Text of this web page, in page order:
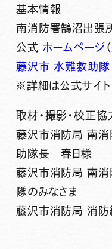
基本情報
南消防署鵠沼出張
公式 ホームページ
藤沢市 水難救助
※詳細は公式サイト
取材・撮影・校正協
藤沢市消防局 南
助隊長 春日様
藤沢市消防局 南
隊のみなさま
藤沢市消防局 消